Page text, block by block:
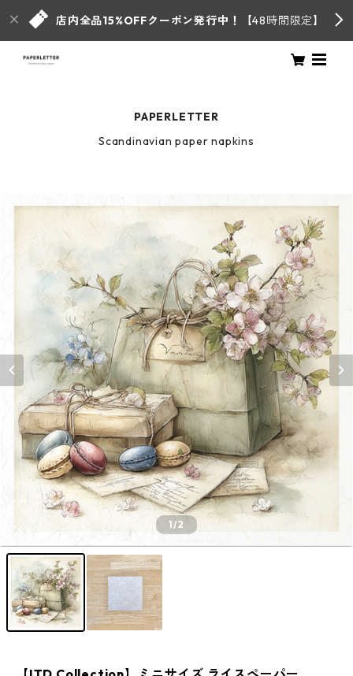
店内全品15%OFFクーポン発行中！ 【48時間限定】
PAPERLETTER
Scandinavian paper napkins
1/2